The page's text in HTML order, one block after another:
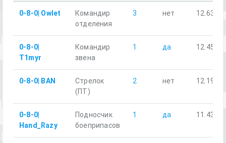
0-8-0| Owlet
Командир
отделения
3 нет 12.63
0-8-0|
T1myr
Командир
звена
1 да 12.45
0-8-0| BAN
Стрелок
(ПТ)
2 нет 12.19
0-8-0|
Hand_Razy
Подносчик
боеприпасов
1 да 11.43